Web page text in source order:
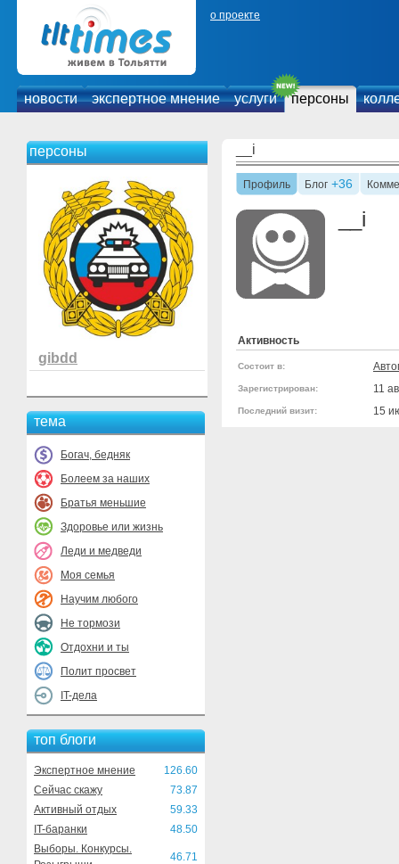
о проекте
новости экспертное мнение услуги персоны
персоны
gibdd
тема
Богач, бедняк
Болеем за наших
Братья меньшие
Здоровье или жизнь
Леди и медведи
Моя семья
Научим любого
Не тормози
Отдохни и ты
Полит просвет
IT-дела
топ блоги
Экспертное мнение
126.60
Сейчас скажу
73.87
Активный отдых
59.33
IT-баранки
48.50
Выборы. Конкурсы.
46.71
__i
Профиль Блог +36
__i
Активность
Состоит в:
Зарегистрирован: 11
Последний визит: 15